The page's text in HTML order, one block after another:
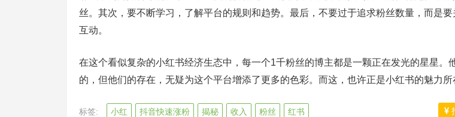
丝。其次，要不断学习，了解平台的规则和趋势。最后，不要过于追求粉丝数量，而是
互动。
在这个看似复杂的小红书经济生态中，每一个1千粉丝的博主都是一颗正在发光的星星。
的，但他们的存在，无疑为这个平台增添了更多的色彩。而这，也许正是小红书的魅力所
标签: 小红 抖音快速涨粉 揭秘 收入 粉丝 红书